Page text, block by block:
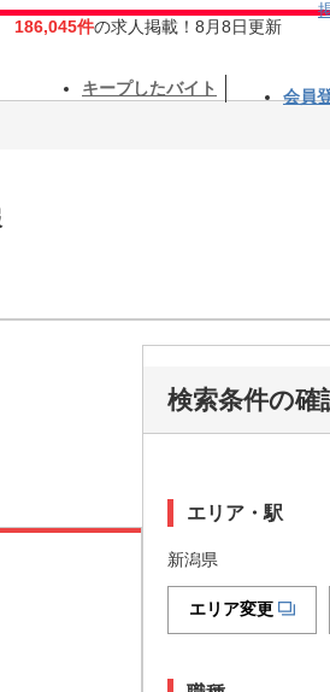
186,045件の求人掲載！8月8日更新
キープしたバイト 会員
検索条件の確
エリア・駅
新潟県
エリア変更